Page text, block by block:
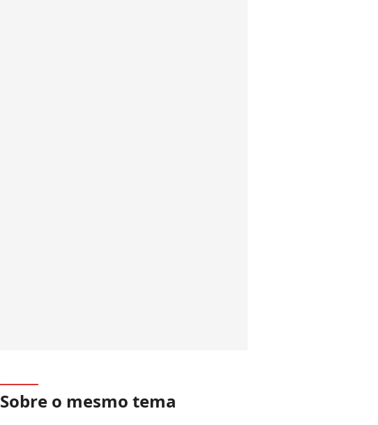
Sobre o mesmo tema